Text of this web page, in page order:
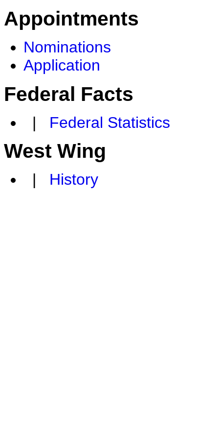
Appointments
Nominations
Application
Federal Facts
| Federal Statistics
West Wing
| History